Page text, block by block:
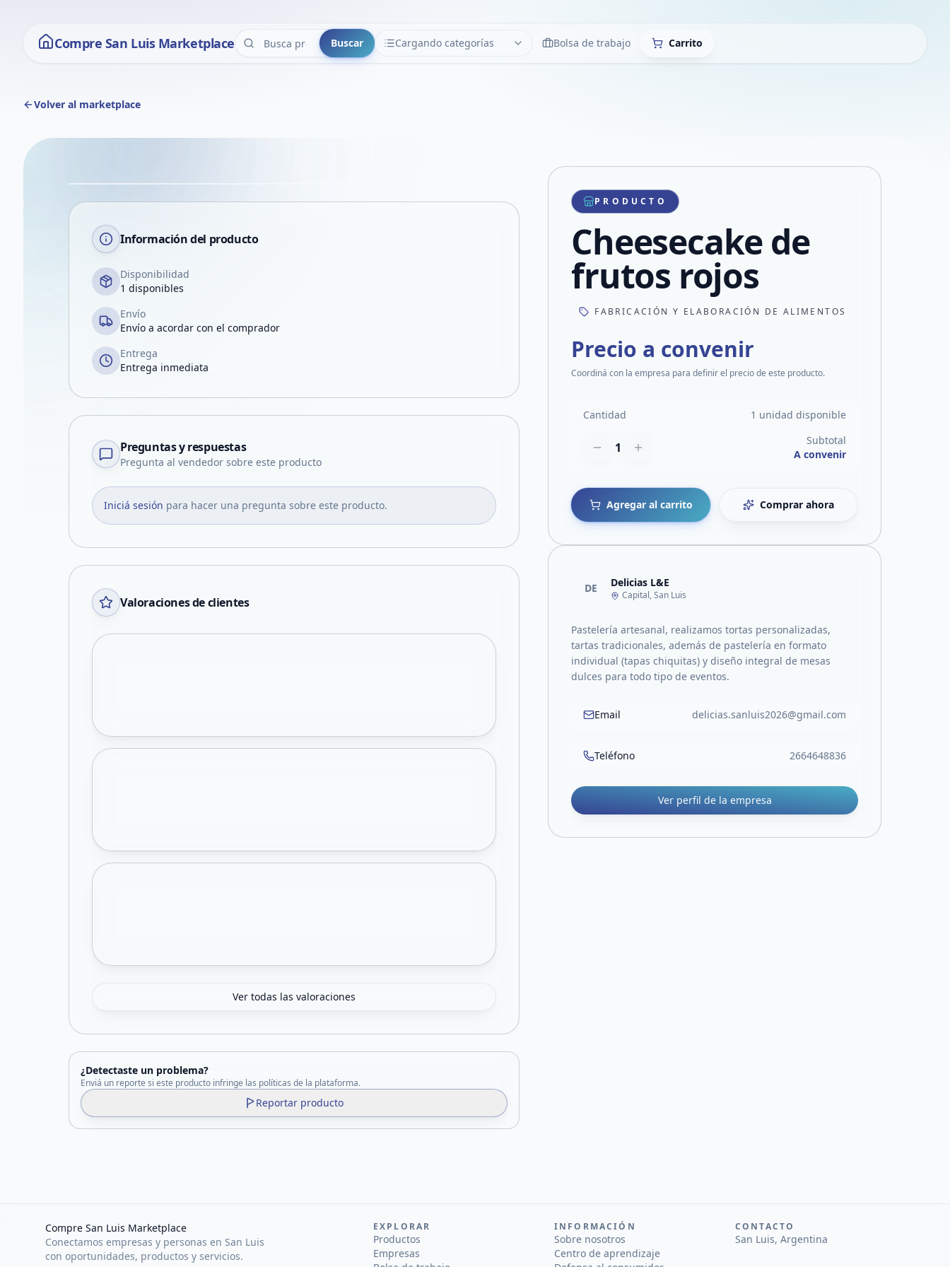
Compre San Luis Marketplace Buscar Cargando categorías
CATEGORÍAS LimpiarBolsa de trabajo Carrito
Volver al marketplace
VER EN PANTALLA COMPLETA
Compartir producto
Compartir por WhatsApp
Compartir por mail
Compartir en Facebook
Información del producto
Disponibilidad
1 disponibles
Envío
Envío a acordar con el comprador
Entrega
Entrega inmediata
Preguntas y respuestas
Pregunta al vendedor sobre este producto
Iniciá sesión para hacer una pregunta sobre este producto.
Valoraciones de clientes
Ver todas las valoraciones
¿Detectaste un problema?
Enviá un reporte si este producto infringe las políticas de la plataforma.
Reportar producto
PRODUCTO
Cheesecake de
frutos rojos
FABRICACIÓN Y ELABORACIÓN DE ALIMENTOS
Precio a convenir
Coordiná con la empresa para definir el precio de este producto.
Cantidad 1 unidad disponible
1
Subtotal
A convenir
Agregar al carrito Comprar ahora
DE Delicias L&E
Capital, San Luis
Pastelería artesanal, realizamos tortas personalizadas,
tartas tradicionales, además de pastelería en formato
individual (tapas chiquitas) y diseño integral de mesas
dulces para todo tipo de eventos.
Email delicias.sanluis2026@gmail.com
Teléfono 2664648836
Ver perfil de la empresa
Compre San Luis Marketplace
Conectamos empresas y personas en San Luis
con oportunidades, productos y servicios.
EXPLORAR
Productos
Empresas
INFORMACIÓN
Sobre nosotros
Centro de aprendizaje
CONTACTO
San Luis, Argentina